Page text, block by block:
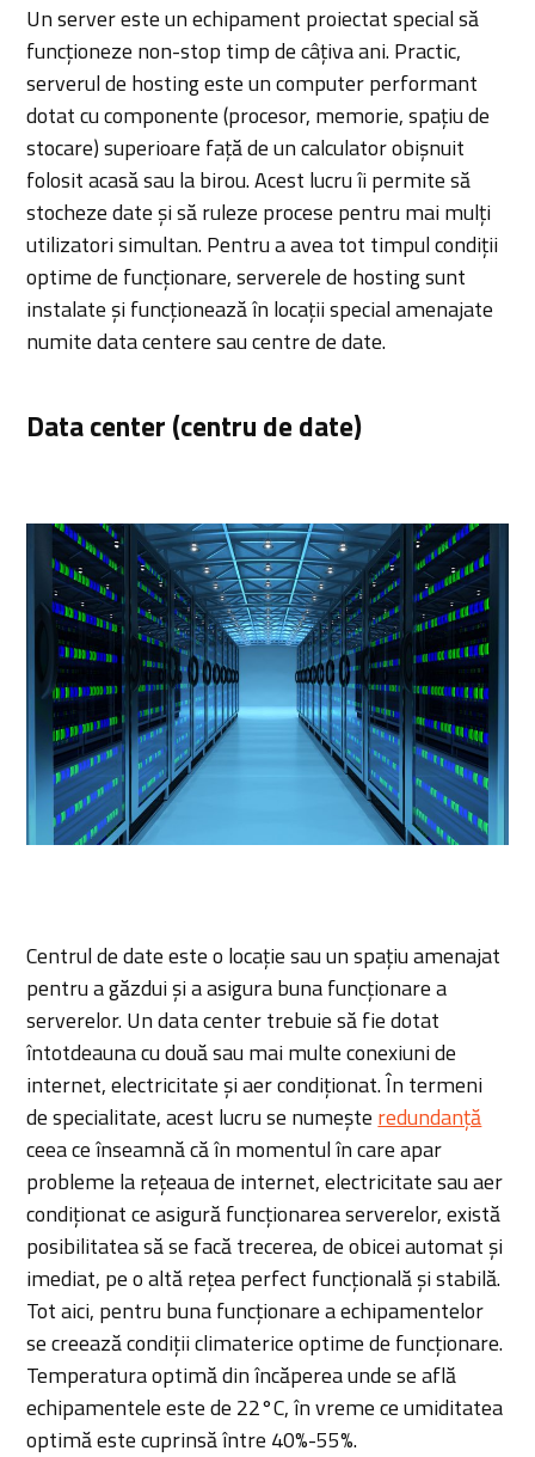
Un server este un echipament proiectat special să
funcționeze non-stop timp de câțiva ani. Practic,
serverul de hosting este un computer performant
dotat cu componente (procesor, memorie, spațiu de
stocare) superioare față de un calculator obișnuit
folosit acasă sau la birou. Acest lucru îi permite să
stocheze date și să ruleze procese pentru mai mulți
utilizatori simultan. Pentru a avea tot timpul condiții
optime de funcționare, serverele de hosting sunt
instalate și funcționează în locații special amenajate
numite data centere sau centre de date.
Data center (centru de date)
Centrul de date este o locație sau un spațiu amenajat
pentru a găzdui și a asigura buna funcționare a
serverelor. Un data center trebuie să fie dotat
întotdeauna cu două sau mai multe conexiuni de
internet, electricitate și aer condiționat. În termeni
de specialitate, acest lucru se numește redundanță
ceea ce înseamnă că în momentul în care apar
probleme la rețeaua de internet, electricitate sau aer
condiționat ce asigură funcționarea serverelor, există
posibilitatea să se facă trecerea, de obicei automat și
imediat, pe o altă rețea perfect funcțională și stabilă.
Tot aici, pentru buna funcționare a echipamentelor
se creează condiții climaterice optime de funcționare.
Temperatura optimă din încăperea unde se află
echipamentele este de 22°C, în vreme ce umiditatea
optimă este cuprinsă între 40%-55%.